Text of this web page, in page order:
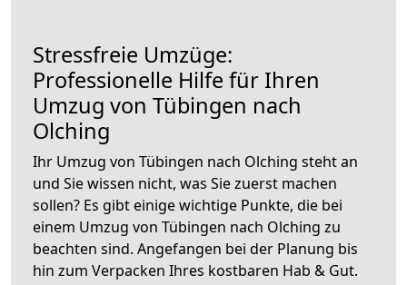
Stressfreie Umzüge:
Professionelle Hilfe für Ihren
Umzug von Tübingen nach
Olching
Ihr Umzug von Tübingen nach Olching steht an
und Sie wissen nicht, was Sie zuerst machen
sollen? Es gibt einige wichtige Punkte, die bei
einem Umzug von Tübingen nach Olching zu
beachten sind. Angefangen bei der Planung bis
hin zum Verpacken Ihres kostbaren Hab & Gut.